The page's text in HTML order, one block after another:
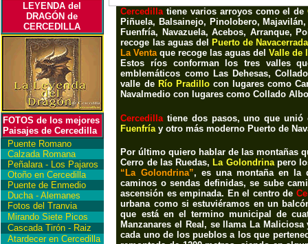
LEYENDA del
DRAGÓN de
CERCEDILLA
FOTOS de los mejores
Paisajes de Cercedilla
Puente Romano
Calzada Romana
Peñalara - Los Pajaros
Otoño en Cercedilla
Puente de Enmedio
Ducha - Alemanes
Fotos del Tranvia
Mirando Siete Picos
Cascada Tirón - Raiz
Atardecer en Cercedilla
Cercedillatiene varios arroyos como el de
Piñuela, Balsainejo, Pinolobero,
Fuenfría, Navazuela, Acebos, Arranque,
recoge las aguas del
Puerto de Navacerrada
La Ventaque recoge las aguas delValle de
Estos ríos conforman los tres valles
emblemáticos como Las Dehesas,
valle de Río Pradillocon lugares como
Navalmedio con lugares comoCollado
Cercedillatiene dos pasos, uno que unió
Fuenfríay otro más moderno Puerto de
Por último quiero hablar de las montañas
Cerro de las Ruedas, La Golondrinapero
“La Golondrina”, es una montaña en la
caminos o sendas definidas, se sube
ascensión es empinada. En el centro de
urbana como si estuviéramos en un
que está en el termino municipal de
Manzanares el Real, se llama La
cada uno de los pueblos a los que